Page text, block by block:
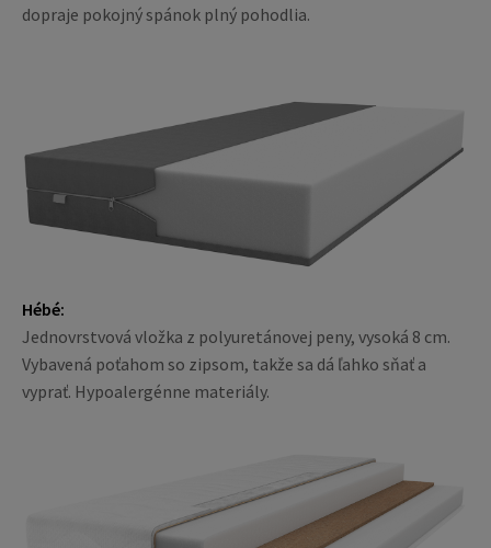
dopraje pokojný spánok plný pohodlia.
Hébé:
Jednovrstvová vložka z polyuretánovej peny, vysoká 8 cm.
Vybavená poťahom so zipsom, takže sa dá ľahko sňať a
vyprať. Hypoalergénne materiály.